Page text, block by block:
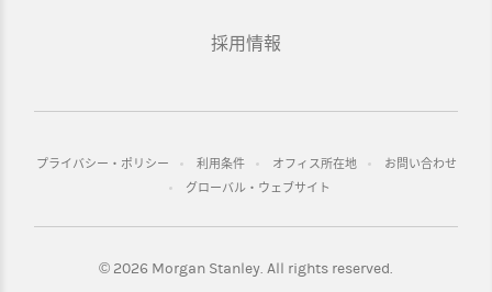
採用情報
プライバシー・ポリシー 利用条件 オフィス所在地
お問い合わせ
グローバル・ウェブサイト
© 2026 Morgan Stanley. All rights reserved.